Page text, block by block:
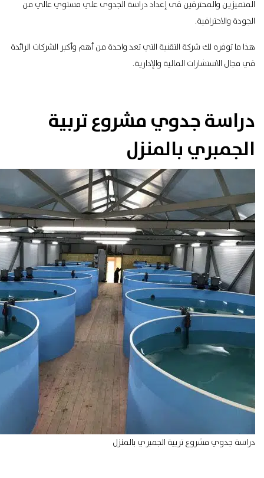
المتميزين والمحترفين فى إعداد دراسة الجدوى علي مستوي عالي من
الجودة والاحترافية.
هذا ما توفره لك شركة التقنية التي تعد واحدة من أهم وأكبر الشركات الرائدة
في مجال الاستشارات المالية والإدارية.
دراسة جدوي مشروع تربية
الجمبري بالمنزل
دراسة جدوي مشروع تربية الجمبري بالمنزل